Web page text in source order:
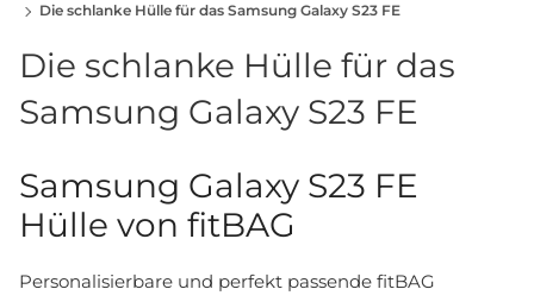
Die schlanke Hülle für das Samsung Galaxy S23 FE
Die schlanke Hülle für das
Samsung Galaxy S23 FE
Samsung Galaxy S23 FE
Hülle von fitBAG
Personalisierbare und perfekt passende fitBAG